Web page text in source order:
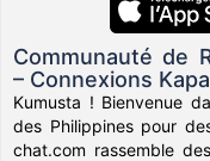
Communauté de
– Connexions
Kumusta ! Bienvenue
des Philippines pour
chat.com rassemble